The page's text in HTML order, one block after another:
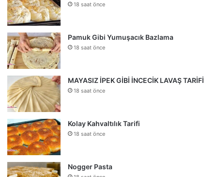
18 saat önce
Pamuk Gibi Yumuşacık Bazlama
18 saat önce
MAYASIZ İPEK GİBİ İNCECİK LAVAŞ TARİFİ
18 saat önce
Kolay Kahvaltılık Tarifi
18 saat önce
Nogger Pasta